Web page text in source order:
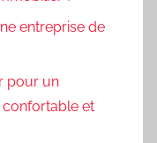
entreprise de
pour un
confortable et